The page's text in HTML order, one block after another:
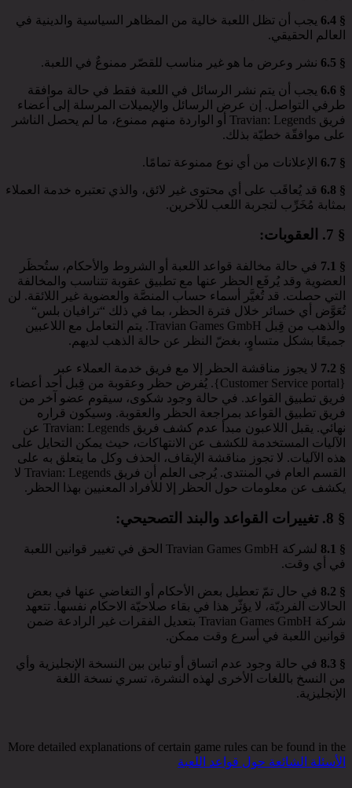
§ 6.4
يجب أن تظل اللعبة خالية من المظاهر السياسية والدينية في
العالم الحقيقي.
§ 6.5 نشر وعرض ما هو غير مناسب للقصّر ممنوعٌ في اللعبة.
§ 6.6
يجب أن يتم نشر الرسائل في اللعبة فقط في حالة موافقة
طرفي التواصل. إن عرض الرسائل والإيميلات المرسلة إلى أعضاء
فريق Travian: Legends أو الواردة منهم ممنوع، ما لم يحصل الناشر
على موافقّة خطيّة بذلك.
§ 6.7 الإعلانات من أي نوع ممنوعة تمامًا.
§ 6.8
قد يُعاقَب على أي محتوى غير لائق، والذي تعتبره خدمة العملاء
بمثابة مُخَرِّب لتجربة اللعب للآخرين.
§ 7. العقوبات:
§ 7.1
في حالة مخالفة قواعد اللعبة أو الشروط والأحكام، ستُحظَر
العضوية وقد يُرفَع الحظر عنها مع تطبيق عقوبة تتناسب والمخالفة
التي حصلت. قد تُغيَّر أسماء حساب المنصَّة والعضوية غير اللائقة. لن
تُعَوَّض أي خسائر خلال فترة الحظر، بما في ذلك “ترافيان بلس“
والذهب من قِبل Travian Games GmbH. يتم التعامل مع اللاعبين
جميعًا بشكل متساوٍ، بغضّ النظر عن حالة الذهب لديهم.
§ 7.2
لا يجوز مناقشة الحظر إلا مع فريق خدمة العملاء عبر
{Customer Service portal}. يُفرض حظر وعقوبة من قِبل أحد أعضاء
فريق تطبيق القواعد. في حالة وجود شكوى، سيقوم عضو آخر من
فريق تطبيق القواعد بمراجعة الحظر والعقوبة. وسيكون قراره
نهائي. يقبل اللاعبون مبدأ عدم كشف فريق Travian: Legends عن
الآليات المستخدمة للكشف عن الانتهاكات، حيث يمكن التحايل على
هذه الآليات. لا تجوز مناقشة الإيقاف، الحذف وكل ما يتعلق به على
القسم العام في المنتدى. يُرجى العلم أن فريق Travian: Legends لا
يكشف عن معلومات حول الحظر إلا للأفراد المعنيين بهذا الحظر.
§ 8. تغييرات القواعد والبند التصحيحي:
§ 8.1
لشركة Travian Games GmbH الحق في تغيير قوانين اللعبة
في أي وقت.
§ 8.2
في حال تمّ تعطيل بعض الأحكام أو التغاضي عنها في بعض
الحالات الفرديّة، لا يؤثّر هذا في بقاء صلاحيّة الاحكام نفسها. تتعهد
شركة Travian Games GmbH بتعديل الفقرات غير الرادعة ضمن
قوانين اللعبة في أسرع وقت ممكن.
§ 8.3
في حالة وجود عدم اتساق أو تباين بين النسخة الإنجليزية وأي
من النسخ باللغات الأخرى لهذه النشرة، تسري نسخة اللغة
الإنجليزية.
More detailed explanations of certain game rules can be found in the
الأسئلة الشائعة حول قواعد اللعبة